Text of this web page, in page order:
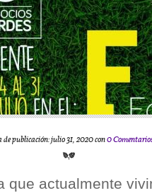
de publicación: julio 31, 2020 con0
que actualmente